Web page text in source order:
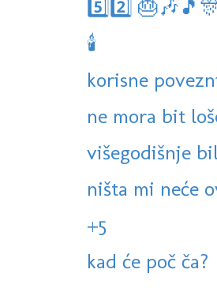
5️⃣2️⃣
🕯
korisne
ne mora bit
višegodišnje
ništa mi neće
+5
kad će poč ča?